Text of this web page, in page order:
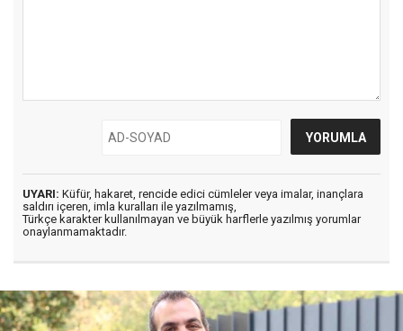
UYARI: Küfür, hakaret, rencide edici cümleler veya imalar, inançlara
saldırı içeren, imla kuralları ile yazılmamış,
Türkçe karakter kullanılmayan ve büyük harflerle yazılmış yorumlar
onaylanmamaktadır.